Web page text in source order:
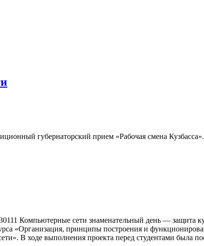
губернаторский прием «Рабочая смена
Компьютерные сети знаменательный день —
«Организация, принципы построения и
В ходе выполнения проекта перед студентами была